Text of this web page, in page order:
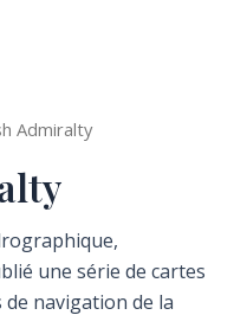
Admiralty
une série de cartes
navigation de la